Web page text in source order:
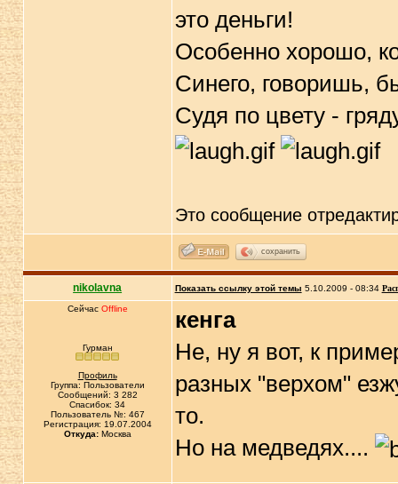
это деньги!
Особенно хорошо,
Синего, говоришь,
Судя по цвету -
Это сообщение
сохранить
nikolavna Показать ссылку этой темы 5.10.2009 - 08:34
Сейчас Offline
Гурман
Профиль
Группа: Пользователи
Сообщений: 3 282
Спасибок: 34
Пользователь №: 467
Регистрация: 19.07.2004
Откуда:Москва
кенга
Не, ну я вот, к
разных "верхом"
то.
Но на медведях....